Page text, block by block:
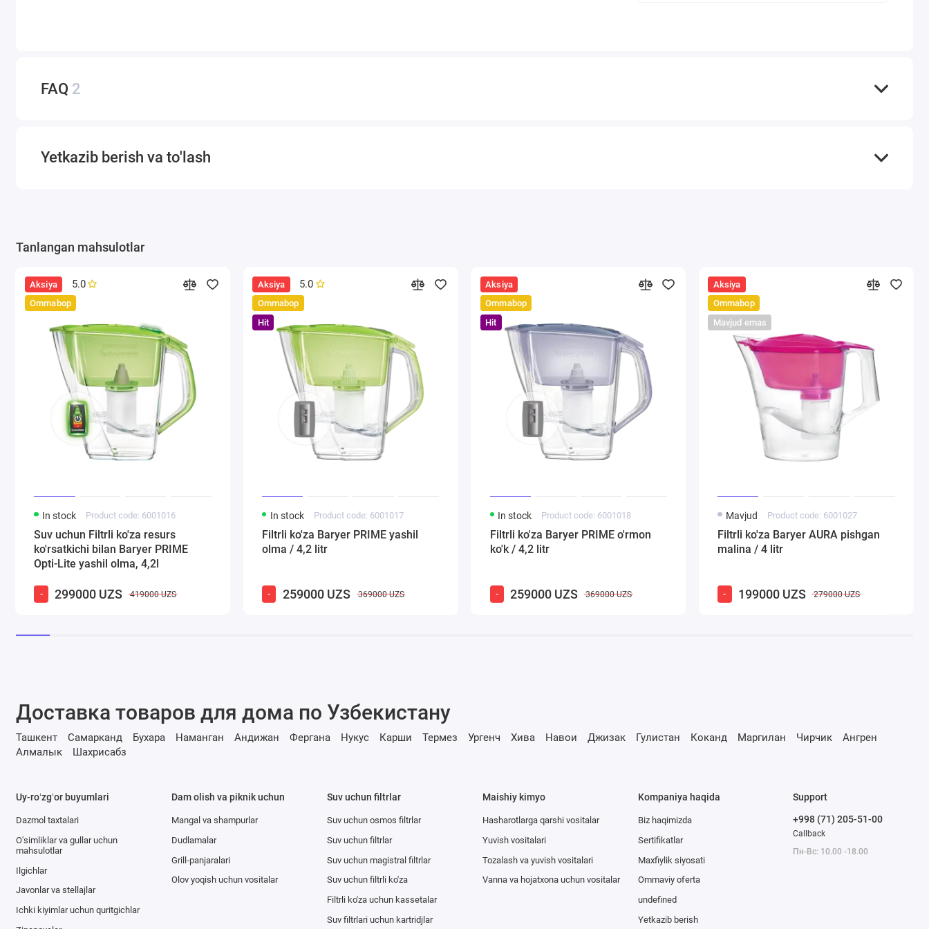
FAQ 2
Yetkazib berish va to'lash
Tanlangan mahsulotlar
Aksiya
Ommabop
5.0
In stock Product code: 6001016
Suv uchun Filtrli ko'za resurs
ko'rsatkichi bilan Baryer PRIME
Opti-Lite yashil olma, 4,2l
- 299000 UZS 419000 UZS
Aksiya
Ommabop
Hit
5.0
In stock Product code: 6001017
Filtrli ko'za Baryer PRIME yashil
olma / 4,2 litr
- 259000 UZS 369000 UZS
Aksiya
Ommabop
Hit
In stock Product code: 6001018
Filtrli ko'za Baryer PRIME o'rmon
ko'k / 4,2 litr
- 259000 UZS 369000 UZS
Aksiya
Ommabop
Mavjud emas
Mavjud Product code: 6001027
Filtrli ko'za Baryer AURA pishgan
malina / 4 litr
- 199000 UZS 279000 UZS
Доставка товаров для дома по Узбекистану
Ташкент Самарканд Бухара Наманган Андижан Фергана Нукус Карши Термез Ургенч Хива Навои Джизак Гулистан Коканд Маргилан Чирчик
Ангрен
Алмалык
Шахрисабз
Uy-roʻzgʻor buyumlari
Dazmol taxtalari
O'simliklar va gullar uchun
mahsulotlar
Ilgichlar
Javonlar va stellajlar
Ichki kiyimlar uchun quritgichlar
Dam olish va piknik uchun
Mangal va shampurlar
Dudlamalar
Grill-panjaralari
Olov yoqish uchun vositalar
Suv uchun filtrlar
Suv uchun osmos filtrlar
Suv uchun filtrlar
Suv uchun magistral filtrlar
Suv uchun filtrli ko'za
Filtrli ko'za uchun kassetalar
Suv filtrlari uchun kartridjlar
Maishiy kimyo
Hasharotlarga qarshi vositalar
Yuvish vositalari
Tozalash va yuvish vositalari
Vanna va hojatxona uchun vositalar
Kompaniya haqida
Biz haqimizda
Sertifikatlar
Maxfiylik siyosati
Ommaviy oferta
undefined
Yetkazib berish
Support
+998 (71) 205-51-00
Callback
Пн-Вс: 10.00 -18.00